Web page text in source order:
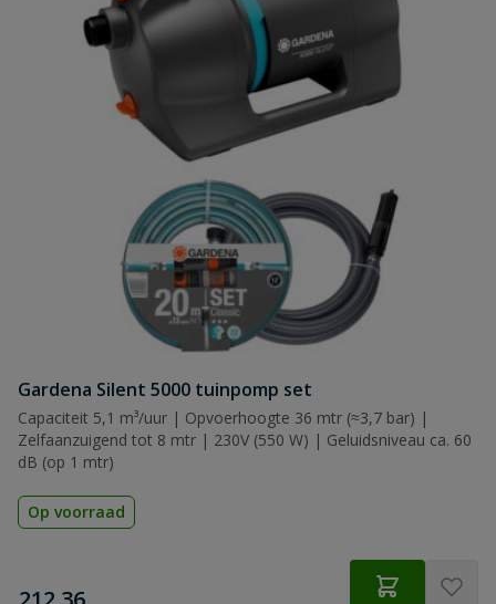
Gardena Silent 5000 tuinpomp set
Capaciteit 5,1 m³/uur | Opvoerhoogte 36 mtr (≈3,7 bar) |
Zelfaanzuigend tot 8 mtr | 230V (550 W) | Geluidsniveau ca. 60
dB (op 1 mtr)
Op voorraad
€